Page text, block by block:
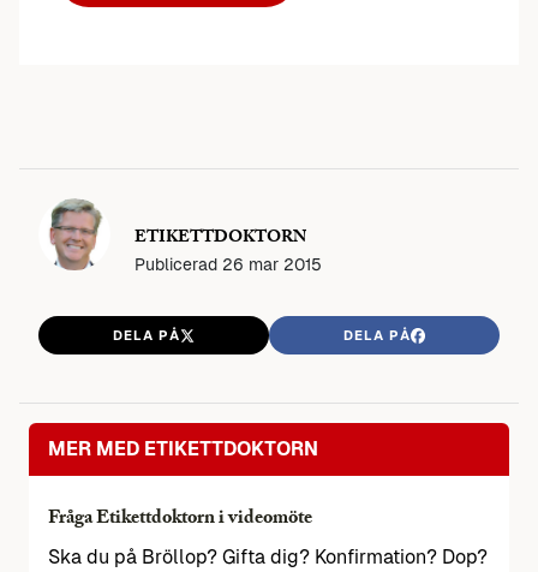
ETIKETTDOKTORN
Publicerad 26 mar 2015
DELA PÅ DELA PÅ
MER MED ETIKETTDOKTORN
Fråga Etikettdoktorn i videomöte
Ska du på Bröllop? Gifta dig? Konfirmation? Dop?